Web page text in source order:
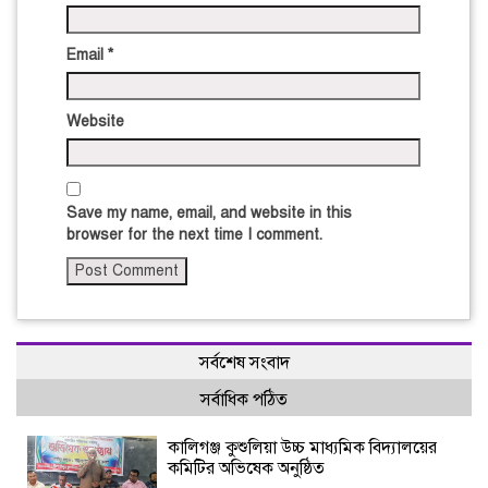
Email *
Website
Save my name, email, and website in this
browser for the next time I comment.
সর্বশেষ সংবাদ
সর্বাধিক পঠিত
কালিগঞ্জ কুশুলিয়া উচ্চ মাধ্যমিক বিদ্যালয়ের
কমিটির অভিষেক অনুষ্ঠিত